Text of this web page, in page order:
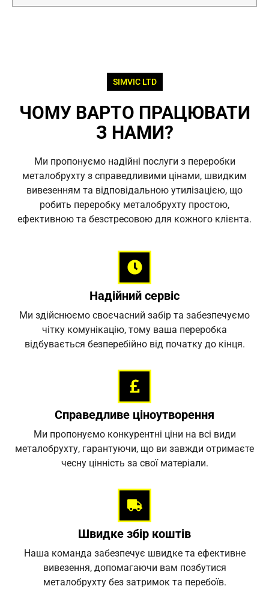
SIMVIC LTD
ЧОМУ ВАРТО ПРАЦЮВАТИ
З НАМИ?
Ми пропонуємо надійні послуги з переробки
металобрухту з справедливими цінами, швидким
вивезенням та відповідальною утилізацією, що
робить переробку металобрухту простою,
ефективною та безстресовою для кожного клієнта.
Надійний сервіс
Ми здійснюємо своєчасний забір та забезпечуємо
чітку комунікацію, тому ваша переробка
відбувається безперебійно від початку до кінця.
Справедливе ціноутворення
Ми пропонуємо конкурентні ціни на всі види
металобрухту, гарантуючи, що ви завжди отримаєте
чесну цінність за свої матеріали.
Швидке збір коштів
Наша команда забезпечує швидке та ефективне
вивезення, допомагаючи вам позбутися
металобрухту без затримок та перебоїв.